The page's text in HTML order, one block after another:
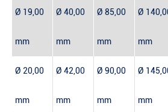
Ø 19,00
mm
Ø 40,00
mm
Ø 85,00
mm
Ø
mm
Ø 20,00
mm
Ø 42,00
mm
Ø 90,00
mm
Ø
mm